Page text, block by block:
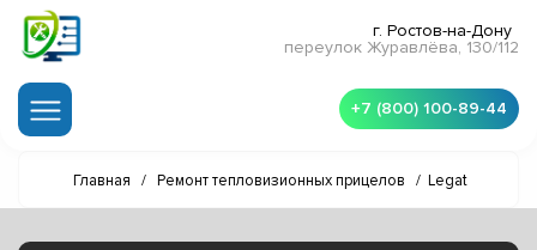
г. Ростов-на-Дону
переулок Журавлёва, 130/112
+7 (800) 100-89-44
Главная / Ремонт тепловизионных прицелов / Legat